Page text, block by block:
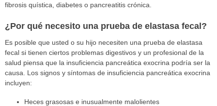
fibrosis quística, diabetes o pancreatitis crónica.
¿Por qué necesito una prueba de elastasa fecal?
Es posible que usted o su hijo necesiten una prueba de elastasa
fecal si tienen ciertos problemas digestivos y un profesional de la
salud piensa que la insuficiencia pancreática exocrina podría ser la
causa. Los signos y síntomas de insuficiencia pancreática exocrina
incluyen:
Heces grasosas e inusualmente malolientes